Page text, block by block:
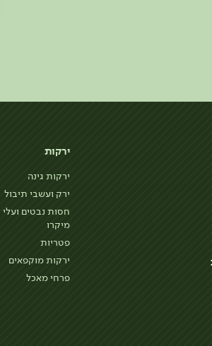
ירקות
ירקות גינה
ירק ועשבי תיבול
חסות נבטים ועלי
מיקרו
פטריות
ירקות מוקפאים
פרחי מאכל